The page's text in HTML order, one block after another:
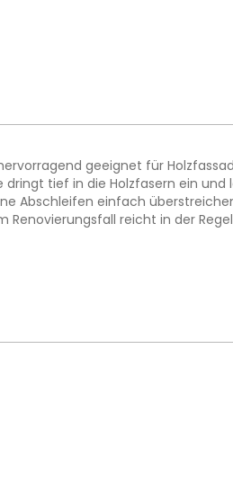
geeignet für
tief in die Holzfasern ein und
Abschleifen einfach
Renovierungsfall reicht in der